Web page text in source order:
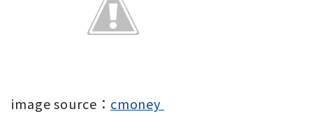
image source： cmoney